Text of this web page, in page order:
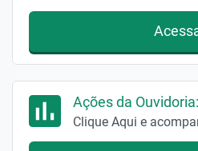
Ações da Ouvidoria:
Clique Aqui e